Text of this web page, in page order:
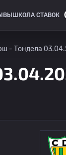
ШКОЛА СТАВОК
- Тондела